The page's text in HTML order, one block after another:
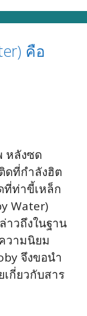
คือ
หลังซด
ดที่กำลังฮิต
ที่ท่าขี้เหล็ก
Water)
าวถึงในฐาน
วามนิยม
จึงขอนำ
เกี่ยวกับสาร